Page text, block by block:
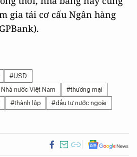
gia tái cơ cấu Ngân hàng
#USD
nước Việt Nam
#thương mại
#thành lập
#đầu tư nước ngoài